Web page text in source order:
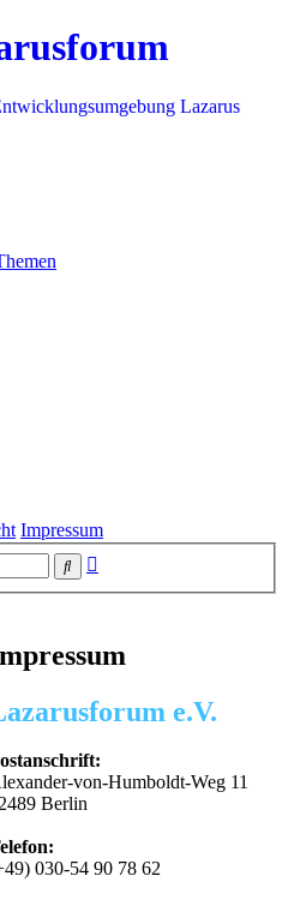
Lazarus
Impressum
Suche
e.V.
von-Humboldt-Weg 11
Berlin
030-54 90 78 62